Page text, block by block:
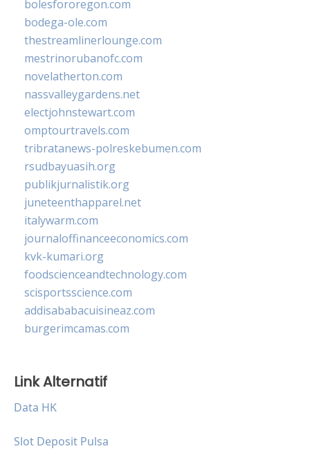
bolesfororegon.com
bodega-ole.com
thestreamlinerlounge.com
mestrinorubanofc.com
novelatherton.com
nassvalleygardens.net
electjohnstewart.com
omptourtravels.com
tribratanews-polreskebumen.com
rsudbayuasih.org
publikjurnalistik.org
juneteenthapparel.net
italywarm.com
journaloffinanceeconomics.com
kvk-kumari.org
foodscienceandtechnology.com
scisportsscience.com
addisababacuisineaz.com
burgerimcamas.com
Link Alternatif
Data HK
Slot Deposit Pulsa